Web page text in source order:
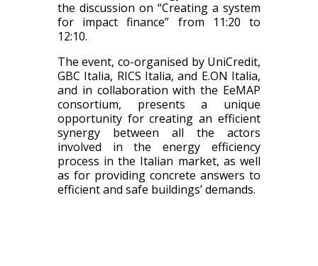
the discussion on “Creating a system
for impact finance” from 11:20 to
12:10.
The event, co-organised by UniCredit,
GBC Italia, RICS Italia, and E.ON Italia,
and in collaboration with the EeMAP
consortium, presents a unique
opportunity for creating an efficient
synergy between all the actors
involved in the energy efficiency
process in the Italian market, as well
as for providing concrete answers to
efficient and safe buildings’ demands.